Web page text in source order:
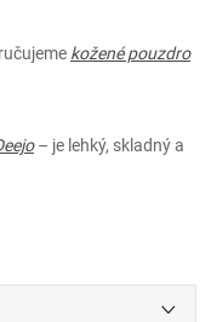
kožené pouzdro
– je lehký, skladný a